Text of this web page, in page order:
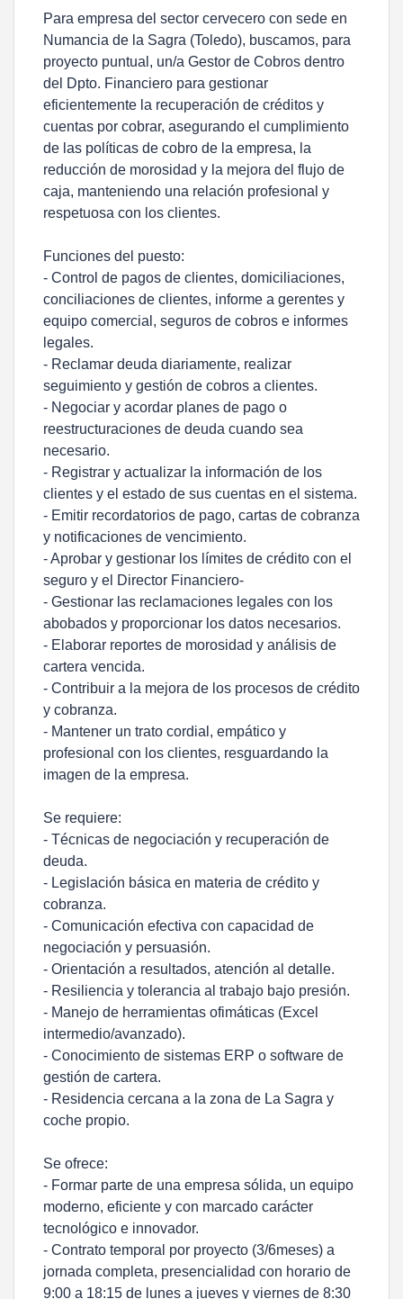
Para empresa del sector cervecero con sede en
Numancia de la Sagra (Toledo), buscamos, para
proyecto puntual, un/a Gestor de Cobros dentro
del Dpto. Financiero para gestionar
eficientemente la recuperación de créditos y
cuentas por cobrar, asegurando el cumplimiento
de las políticas de cobro de la empresa, la
reducción de morosidad y la mejora del flujo de
caja, manteniendo una relación profesional y
respetuosa con los clientes.
Funciones del puesto:
- Control de pagos de clientes, domiciliaciones,
conciliaciones de clientes, informe a gerentes y
equipo comercial, seguros de cobros e informes
legales.
- Reclamar deuda diariamente, realizar
seguimiento y gestión de cobros a clientes.
- Negociar y acordar planes de pago o
reestructuraciones de deuda cuando sea
necesario.
- Registrar y actualizar la información de los
clientes y el estado de sus cuentas en el sistema.
- Emitir recordatorios de pago, cartas de cobranza
y notificaciones de vencimiento.
- Aprobar y gestionar los límites de crédito con el
seguro y el Director Financiero-
- Gestionar las reclamaciones legales con los
abobados y proporcionar los datos necesarios.
- Elaborar reportes de morosidad y análisis de
cartera vencida.
- Contribuir a la mejora de los procesos de crédito
y cobranza.
- Mantener un trato cordial, empático y
profesional con los clientes, resguardando la
imagen de la empresa.
Se requiere:
- Técnicas de negociación y recuperación de
deuda.
- Legislación básica en materia de crédito y
cobranza.
- Comunicación efectiva con capacidad de
negociación y persuasión.
- Orientación a resultados, atención al detalle.
- Resiliencia y tolerancia al trabajo bajo presión.
- Manejo de herramientas ofimáticas (Excel
intermedio/avanzado).
- Conocimiento de sistemas ERP o software de
gestión de cartera.
- Residencia cercana a la zona de La Sagra y
coche propio.
Se ofrece:
- Formar parte de una empresa sólida, un equipo
moderno, eficiente y con marcado carácter
tecnológico e innovador.
- Contrato temporal por proyecto (3/6meses) a
jornada completa, presencialidad con horario de
9:00 a 18:15 de lunes a jueves y viernes de 8:30